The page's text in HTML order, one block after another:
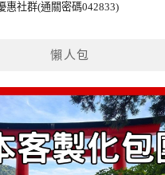
惠社群(通關密碼042833)
懶人包